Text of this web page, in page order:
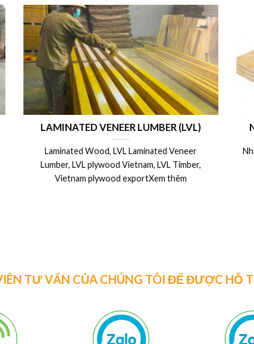
sản xuất ván ép LVL plywood
xuất ván ép LVL xuất khẩu Châu Âu,
Úc, Mỹ, Canada.Xem thêm
Công dụng ứng
xây dựng –
Ván khuôn
15mm 17mm
TƯ VẤN CỦA CHÚNG TÔI ĐỂ ĐƯỢC HỖ